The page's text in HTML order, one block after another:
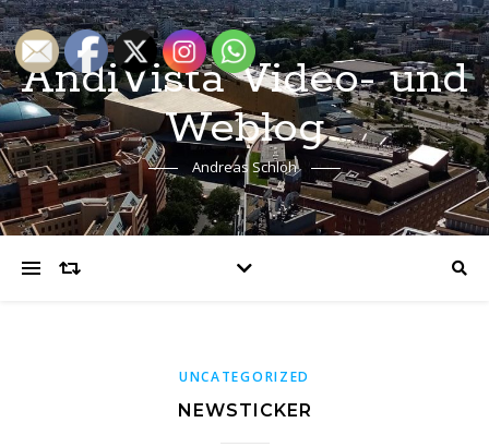
AndiVista Video- und
Weblog
Andreas Schloh
UNCATEGORIZED
NEWSTICKER